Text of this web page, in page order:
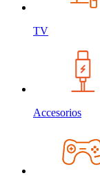
TV
Accesorios